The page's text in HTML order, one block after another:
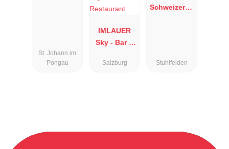
St. Johann im
Pongau
IMLAUER
Sky - Bar &
Salzburg
Schweizerha
Stuhlfelden